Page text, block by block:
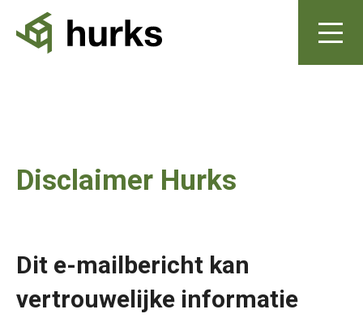
Disclaimer Hurks
Dit e-mailbericht kan
vertrouwelijke informatie